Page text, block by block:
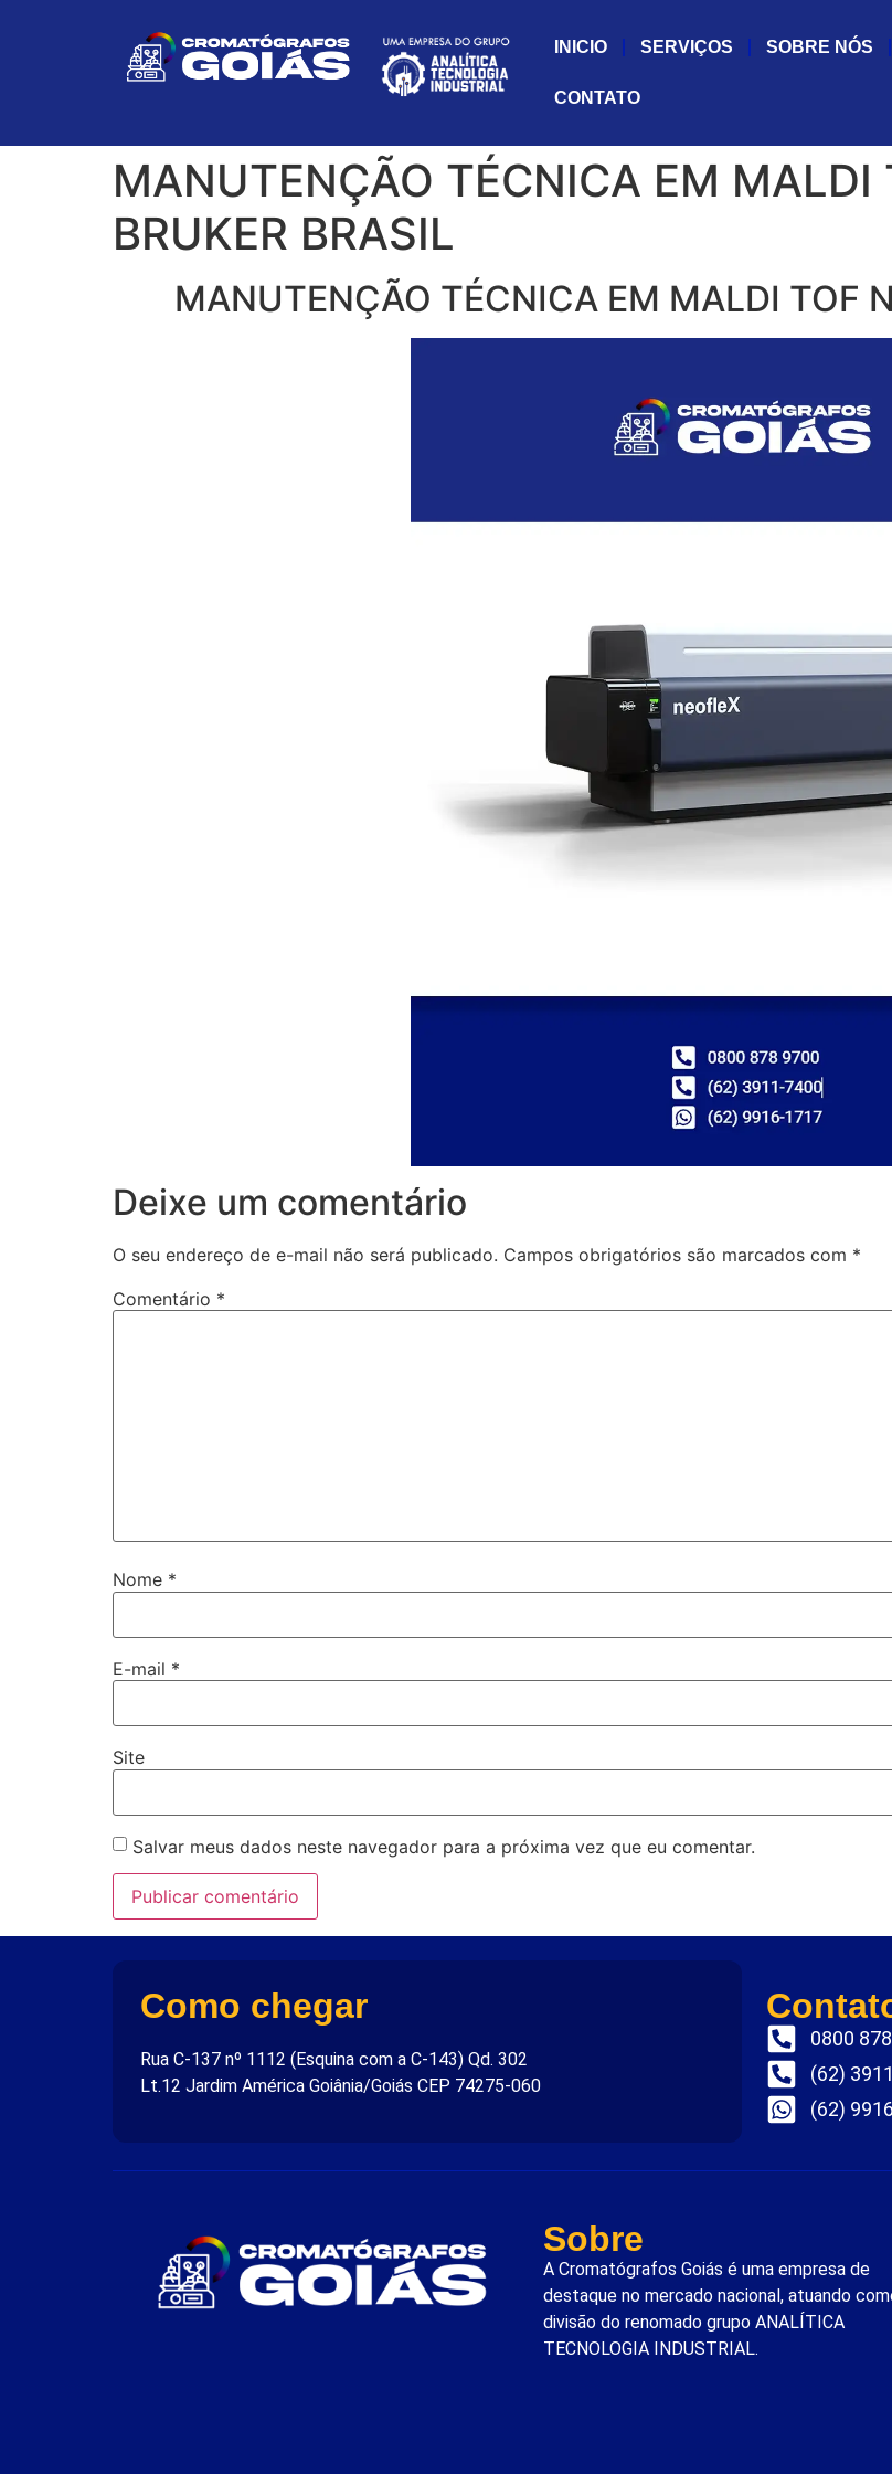
INICIO SERVIÇOS SOBRE NÓS
CONTATO
MANUTENÇÃO TÉCNICA EM MALDI
BRUKER BRASIL
MANUTENÇÃO TÉCNICA EM MALDI TOF
Deixe um comentário
O seu endereço de e-mail não será publicado. Campos obrigatórios são marcados com *
Comentário *
Nome *
E-mail *
Site
Salvar meus dados neste navegador para a próxima vez que eu comentar.
Como chegar
Rua C-137 nº 1112 (Esquina com a C-143) Qd. 302
Lt.12 Jardim América Goiânia/Goiás CEP 74275-060
0800
(62)
(62)
Sobre
A Cromatógrafos Goiás é uma empresa de
destaque no mercado nacional, atuando
divisão do renomado grupo ANALÍTICA
TECNOLOGIA INDUSTRIAL.